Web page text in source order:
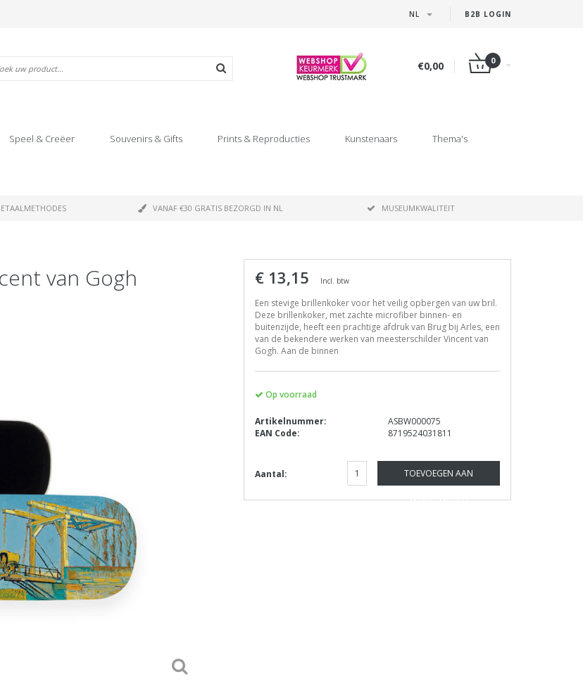
B2B LOGIN
NL
€0,00 0
Speel & Creëer Souvenirs & Gifts Prints & Reproducties Kunstenaars Thema's
VANAF €30 GRATIS BEZORGD IN NL MUSEUMKWALITEIT
van Gogh € 13,15 Incl. btw
Een stevige brillenkoker voor het veilig opbergen van uw bril.
Deze brillenkoker, met zachte microfiber binnen- en
buitenzijde, heeft een prachtige afdruk van Brug bij Arles, een
van de bekendere werken van meesterschilder Vincent van
Gogh. Aan de binnen
Op voorraad
Artikelnummer:
ASBW000075
EAN Code:
8719524031811
Aantal: TOEVOEGEN AAN
WINKELWAGEN